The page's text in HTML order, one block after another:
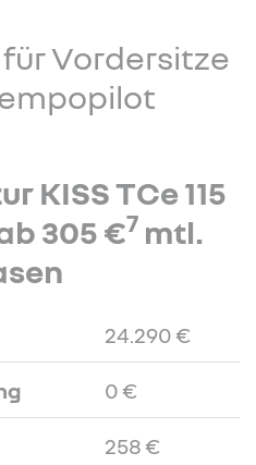
Vordersitze
KISS TCe 115
305 €7 mtl.
24.290 €
0 €
258 €